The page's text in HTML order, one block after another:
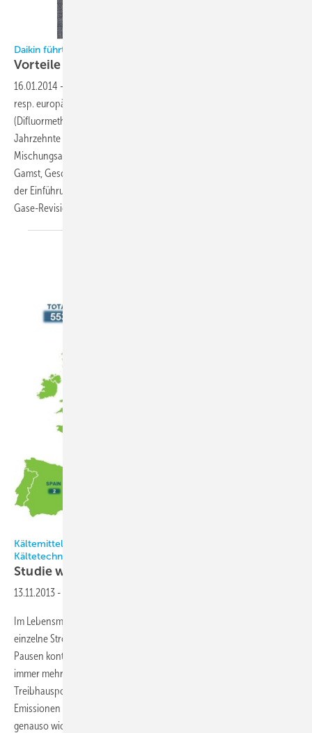
Daikin führt R 32 ein KK sprach mit Gunther Gamst
Vorteile vor allem auf globaler
16.01.2014 -
resp. europäischen Markt das Kältemittel R 32 ein. Das Kältemittel R 32
(Difluormethan CH
Jahrzehnte in der Schublade. Außerdem dient es auch als
Mischungsanteil für andere Kältemittel. Wir sprachen mit Gunther
Gamst, Geschäftsführer von Daikin Germany, über die Hintergründe
der Einführung und deren Bedeutung bezüglich der anstehenden F-
Gase-Revision durch das
Kältemittel und Energieeffizienz in der Supermarkt-
Kältetechnik
Studie weist CO
13.11.2013 -
Im Lebensmitteleinzelhandel ist die Verbundkälteanlage der größte
einzelne Stromverbraucher. Da die Strompreise mit wenigen kurzen
Pausen kontinuierlich steigen, gewinnt das Thema Energieeffizienz
immer mehr an Bedeutung. Bei der Wahl des Kältemittels ist das
Treibhauspotenzial ein wichtiges Kriterium, um die direkten
Emissionen zu reduzieren oder ganz zu vermeiden. Mindestens
genauso wichtig ist die Möglichkeit, mit der richtigen Wahl auch den